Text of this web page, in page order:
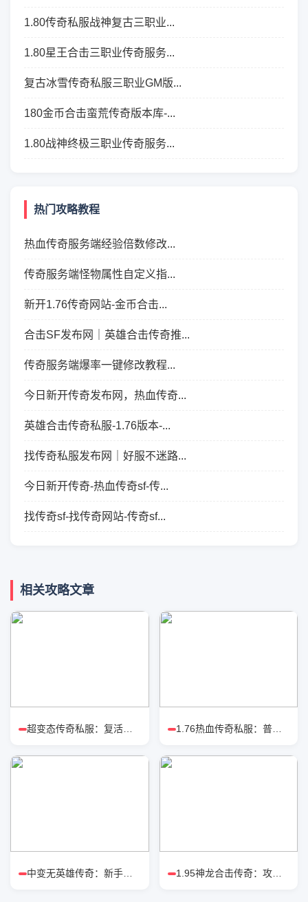
1.80传奇私服战神复古三职业...
1.80星王合击三职业传奇服务...
复古冰雪传奇私服三职业GM版...
180金币合击蛮荒传奇版本库-...
1.80战神终极三职业传奇服务...
热门攻略教程
热血传奇服务端经验倍数修改...
传奇服务端怪物属性自定义指...
新开1.76传奇网站-金币合击...
合击SF发布网｜英雄合击传奇推...
传奇服务端爆率一键修改教程...
今日新开传奇发布网，热血传奇...
英雄合击传奇私服-1.76版本-...
找传奇私服发布网｜好服不迷路...
今日新开传奇-热血传奇sf-传...
找传奇sf-找传奇网站-传奇sf...
相关攻略文章
1.76热血传奇私服：普通玩家高效打
1.95神龙合击传奇：攻城战狂战流派